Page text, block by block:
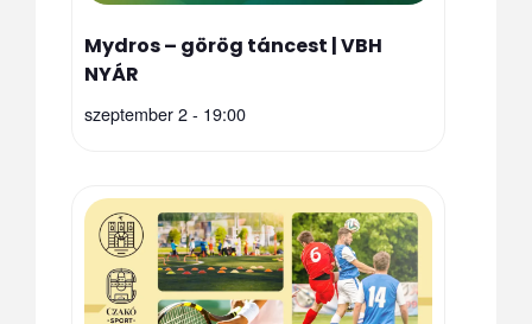
Mydros – görög táncest | VBH
NYÁR
szeptember 2 - 19:00